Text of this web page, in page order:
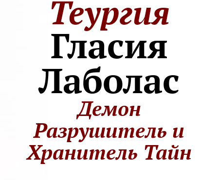
Теургия
Гласия
Лаболас
Демон
Разрушитель и
Хранитель Тайн